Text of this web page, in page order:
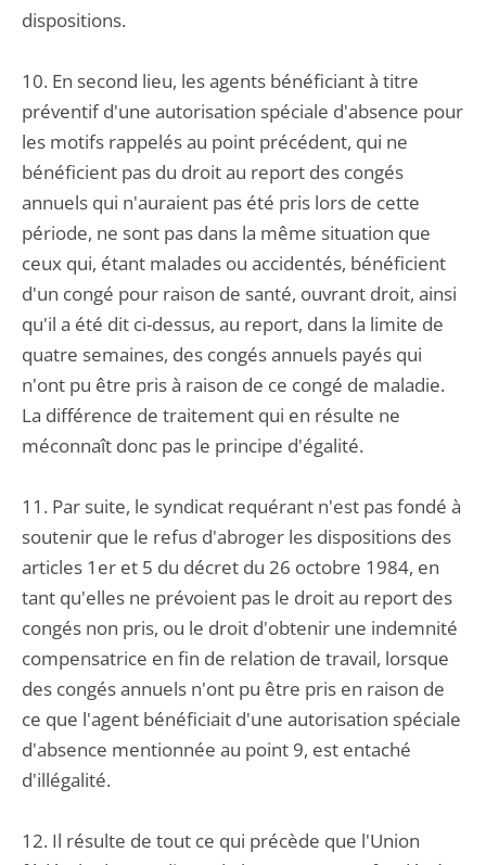
dispositions.
10. En second lieu, les agents bénéficiant à titre
préventif d'une autorisation spéciale d'absence pour
les motifs rappelés au point précédent, qui ne
bénéficient pas du droit au report des congés
annuels qui n'auraient pas été pris lors de cette
période, ne sont pas dans la même situation que
ceux qui, étant malades ou accidentés, bénéficient
d'un congé pour raison de santé, ouvrant droit, ainsi
qu'il a été dit ci-dessus, au report, dans la limite de
quatre semaines, des congés annuels payés qui
n'ont pu être pris à raison de ce congé de maladie.
La différence de traitement qui en résulte ne
méconnaît donc pas le principe d'égalité.
11. Par suite, le syndicat requérant n'est pas fondé à
soutenir que le refus d'abroger les dispositions des
articles 1er et 5 du décret du 26 octobre 1984, en
tant qu'elles ne prévoient pas le droit au report des
congés non pris, ou le droit d'obtenir une indemnité
compensatrice en fin de relation de travail, lorsque
des congés annuels n'ont pu être pris en raison de
ce que l'agent bénéficiait d'une autorisation spéciale
d'absence mentionnée au point 9, est entaché
d'illégalité.
12. Il résulte de tout ce qui précède que l'Union